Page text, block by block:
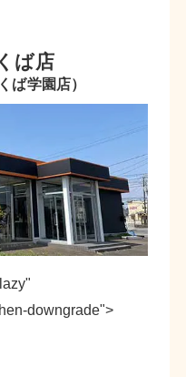
ば店
ば学園店）
downgrade">